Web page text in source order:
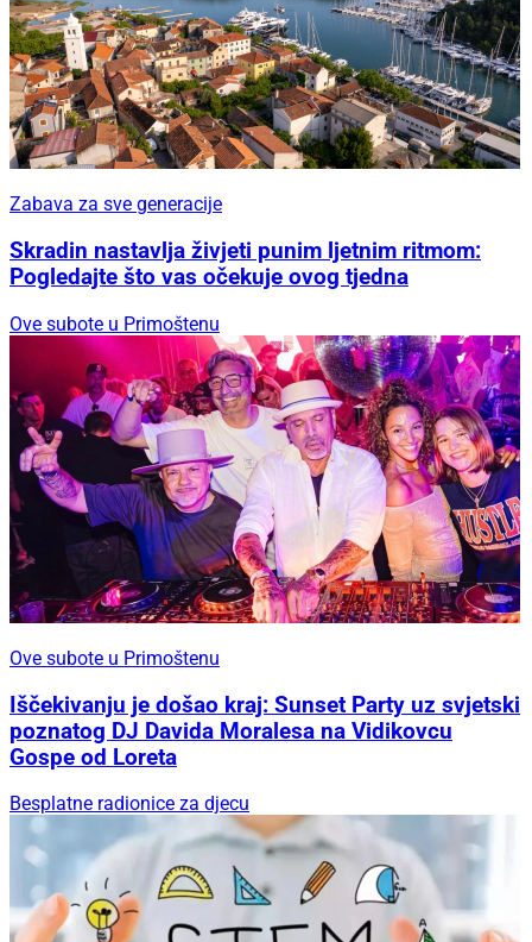
Zabava za sve generacije
Skradin nastavlja živjeti punim ljetnim ritmom:
Pogledajte što vas očekuje ovog tjedna
Ove subote u Primoštenu
Ove subote u Primoštenu
Iščekivanju je došao kraj: Sunset Party uz svjetski
poznatog DJ Davida Moralesa na Vidikovcu
Gospe od Loreta
Besplatne radionice za djecu